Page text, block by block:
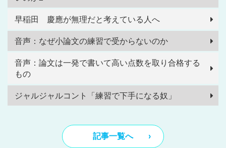
早稲田 慶應が無理だと考えている人へ
音声：なぜ小論文の練習で受からないのか
音声：論文は一発で書いて高い点数を取り合格する
もの
ジャルジャルコント「練習で下手になる奴」
記事一覧へ